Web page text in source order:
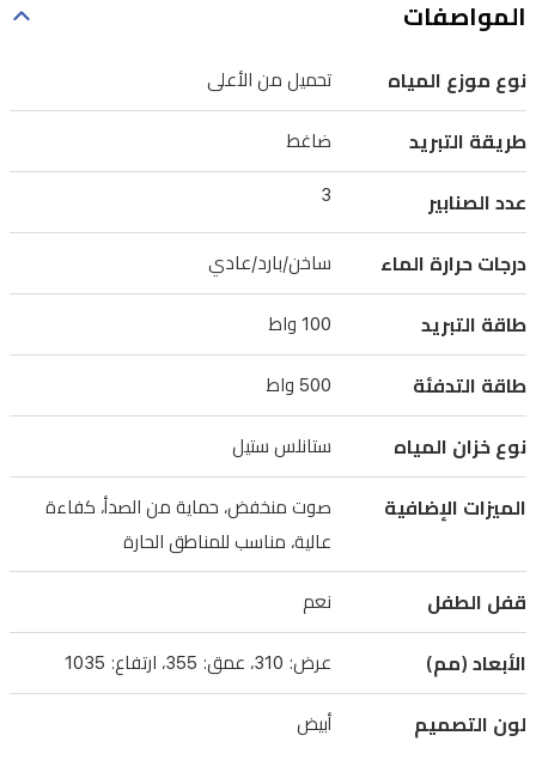
ستيل،
للأطفال،
وضاغط
تبريد،
مناسبًا
للمناطق
الحارة.
وهدوئه
المنخفض
يجعله
المنزلي
والمكتبي،
حيث
يوفر
المواصفات
نوع موزع المياه تحميل من الأعلى
طريقة التبريد ضاغط
عدد الصنابير 3
درجات حرارة الماء ساخن/بارد/عادي
طاقة التبريد 100 واط
طاقة التدفئة 500 واط
نوع خزان المياه ستانلس ستيل
الميزات الإضافية
صوت منخفض، حماية من الصدأ، كفاءة
عالية، مناسب للمناطق الحارة
قفل الطفل نعم
الأبعاد (مم) عرض: 310، عمق: 355، ارتفاع: 1035
لون التصميم أبيض